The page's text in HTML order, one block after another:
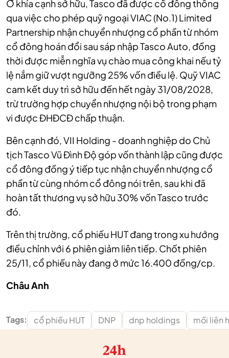
Ở khía cạnh sở hữu, Tasco đã được cổ đông thông
qua việc cho phép quỹ ngoại VIAC (No.1) Limited
Partnership nhận chuyển nhượng cổ phần từ nhóm
cổ đông hoán đổi sau sáp nhập Tasco Auto, đồng
thời được miễn nghĩa vụ chào mua công khai nếu tỷ
lệ nắm giữ vượt ngưỡng 25% vốn điều lệ. Quỹ VIAC
cam kết duy trì sở hữu đến hết ngày 31/08/2028,
trừ trường hợp chuyển nhượng nội bộ trong phạm
vi được ĐHĐCĐ chấp thuận.
Bên cạnh đó, VII Holding - doanh nghiệp do Chủ
tịch Tasco Vũ Đình Độ góp vốn thành lập cũng được
cổ đông đồng ý tiếp tục nhận chuyển nhượng cổ
phần từ cùng nhóm cổ đông nói trên, sau khi đã
hoàn tất thương vụ sở hữu 30% vốn Tasco trước
đó.
Trên thị trường, cổ phiếu HUT đang trong xu hướng
điều chỉnh với 6 phiên giảm liên tiếp. Chốt phiên
25/11, cổ phiếu này đang ở mức 16.400 đồng/cp.
Châu Anh
Tags: cổ phiếu HUT DNP dnp holdings mối liên
24h